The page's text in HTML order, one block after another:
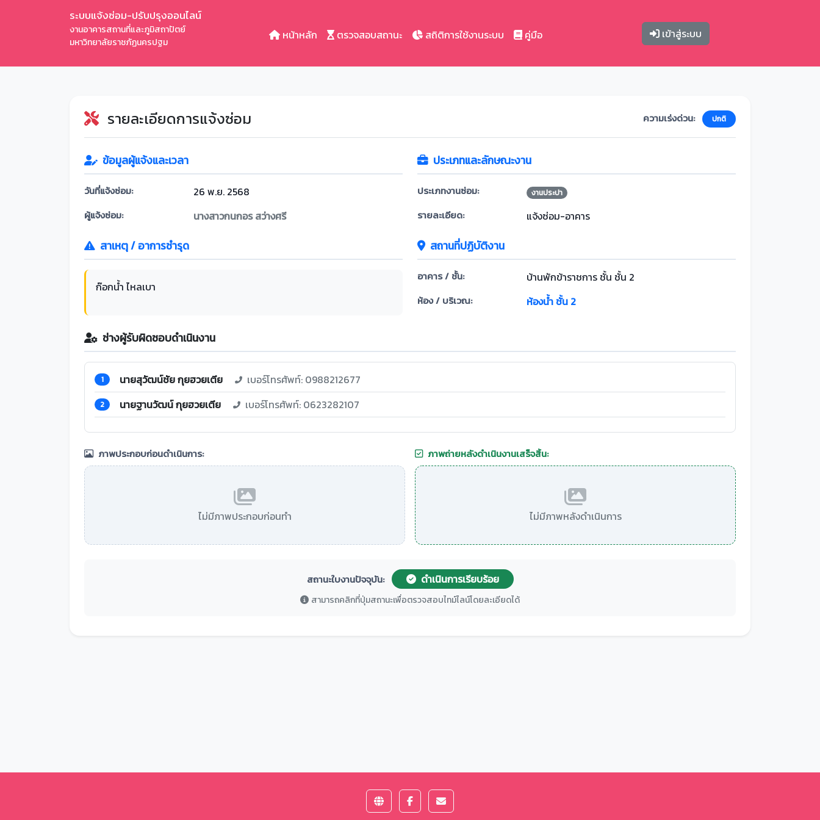
ระบบแจ้งซ่อม-ปรับปรุงออนไลน์
งานอาคารสถานที่และภูมิสถาปัตย์
มหาวิทยาลัยราชภัฏนครปฐม
หน้าหลัก ตรวจสอบสถานะ สถิติการใช้งานระบบ คู่มือ เข้าสู่ระบบ
รายละเอียดการแจ้งซ่อม ความเร่งด่วน: ปกติ
ข้อมูลผู้แจ้งและเวลา
วันที่แจ้งซ่อม: 26 พ.ย. 2568
ผู้แจ้งซ่อม: นางสาวกนกอร สว่างศรี
ประเภทและลักษณะงาน
ประเภทงานซ่อม: งานประปา
รายละเอียด: แจ้งซ่อม-อาคาร
สาเหตุ / อาการชำรุด
ก๊อกน้ำ ไหลเบา
สถานที่ปฏิบัติงาน
อาคาร / ชั้น: บ้านพักข้าราชการ ชั้น ชั้น 2
ห้อง / บริเวณ: ห้องน้ำ ชั้น 2
ช่างผู้รับผิดชอบดำเนินงาน
1 นายสุวัฒน์ชัย กุยฮวยเตีย เบอร์โทรศัพท์: 0988212677
2 นายฐานวัฒน์ กุยฮวยเตีย เบอร์โทรศัพท์: 0623282107
ภาพประกอบก่อนดำเนินการ:
ไม่มีภาพประกอบก่อนทำ
ภาพถ่ายหลังดำเนินงานเสร็จสิ้น:
ไม่มีภาพหลังดำเนินการ
สถานะใบงานปัจจุบัน: ดำเนินการเรียบร้อย
สามารถคลิกที่ปุ่มสถานะเพื่อตรวจสอบไทม์ไลน์โดยละเอียดได้